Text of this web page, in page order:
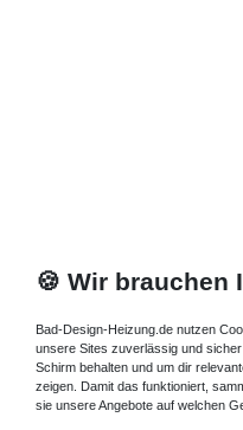
🍪 Wir brauchen
Bad-Design-Heizung.de nutzen
unsere Sites zuverlässig und
Schirm behalten und um dir
zeigen. Damit das funktioniert,
sie unsere Angebote auf welchen